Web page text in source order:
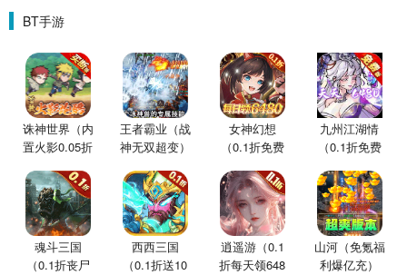
BT手游
诛神世界（内
置火影0.05折
王者霸业（战
神无双超变）
女神幻想
（0.1折免费
九州江湖情
（0.1折免费
魂斗三国
（0.1折丧尸
西西三国
（0.1折送10
逍遥游（0.1
折每天领648
山河（免氪福
利爆亿充）